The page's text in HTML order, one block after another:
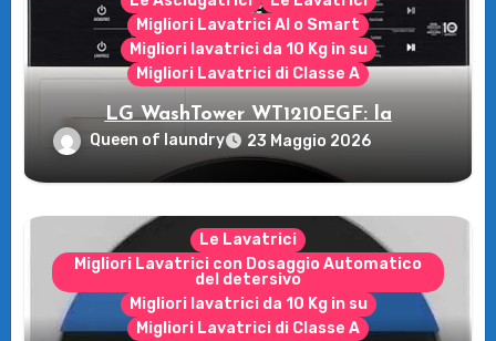
Migliori Lavatrici AI o Smart
Migliori lavatrici da 10 Kg in su
Migliori Lavatrici di Classe A
LG WashTower WT1210EGF: la
rivoluzione intelligente per il tuo bucato!
Queen of laundry 23 Maggio 2026
Le Lavatrici
Migliori Lavatrici con Dosaggio Automatico
del detersivo
Migliori lavatrici da 10 Kg in su
Migliori Lavatrici di Classe A